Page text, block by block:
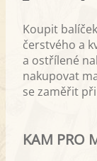
Koupit
čerstvého a
a ostřílené
nakupovat
se zaměřit
KAM PRO